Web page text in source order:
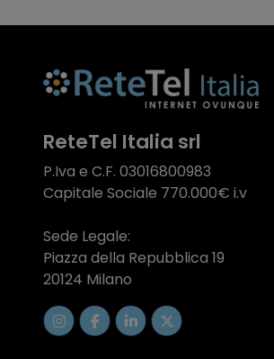
ReteTel Italia srl
P.Iva e C.F. 03016800983
Capitale Sociale 770.000€ i.v
Sede Legale:
Piazza della Repubblica 19
20124 Milano